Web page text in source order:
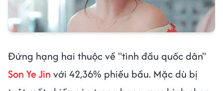
Đứng hạng hai thuộc về "tình đầu quốc dân"
Son Ye Jin với 42,36% phiếu bầu. Mặc dù bị